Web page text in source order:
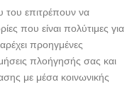
του επιτρέπουν να
που είναι πολύτιμες για
προηγμένες
πλοήγησής σας και
με μέσα κοινωνικής